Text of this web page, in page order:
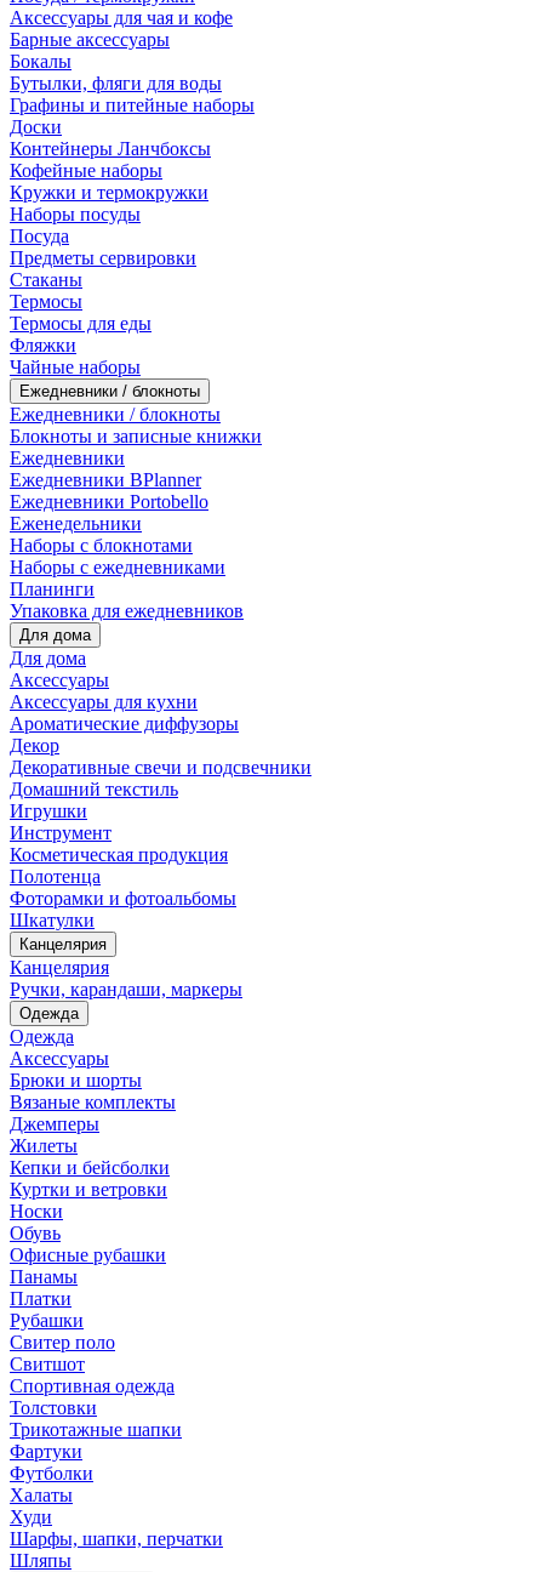
Аксессуары для чая и кофе
Барные аксессуары
Бокалы
Бутылки, фляги для воды
Графины и питейные наборы
Доски
Контейнеры Ланчбоксы
Кофейные наборы
Кружки и термокружки
Наборы посуды
Посуда
Предметы сервировки
Стаканы
Термосы
Термосы для еды
Фляжки
Чайные наборы
Ежедневники / блокноты
Ежедневники / блокноты
Блокноты и записные книжки
Ежедневники
Ежедневники BPlanner
Ежедневники Portobello
Еженедельники
Наборы с блокнотами
Наборы с ежедневниками
Планинги
Упаковка для ежедневников
Для дома
Для дома
Аксессуары
Аксессуары для кухни
Ароматические диффузоры
Декор
Декоративные свечи и подсвечники
Домашний текстиль
Игрушки
Инструмент
Косметическая продукция
Полотенца
Фоторамки и фотоальбомы
Шкатулки
Канцелярия
Канцелярия
Ручки, карандаши, маркеры
Одежда
Одежда
Аксессуары
Брюки и шорты
Вязаные комплекты
Джемперы
Жилеты
Кепки и бейсболки
Куртки и ветровки
Носки
Обувь
Офисные рубашки
Панамы
Платки
Рубашки
Свитер поло
Свитшот
Спортивная одежда
Толстовки
Трикотажные шапки
Фартуки
Футболки
Халаты
Худи
Шарфы, шапки, перчатки
Шляпы